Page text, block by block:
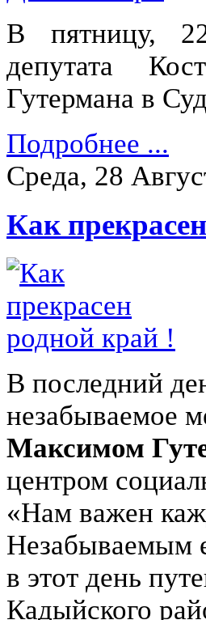
В пятницу, 22
депутата
Гутермана в
Подробнее ...
Среда, 28
Как
В последний
незабываемое
Максимом
центром
«Нам важен
Незабываемым
в этот день
Кадыйского